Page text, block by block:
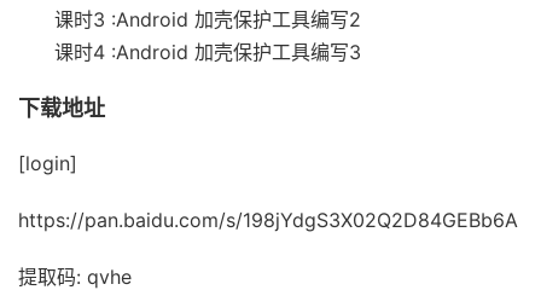
课时3 :Android 加壳保护工具编写2
课时4 :Android 加壳保护工具编写3
下载地址
[login]
https://pan.baidu.com/s/198jYdgS3X02Q2D84GEBb6A
提取码: qvhe